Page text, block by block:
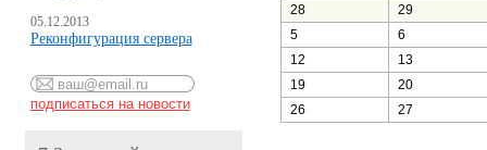
05.12.2013
Реконфигурация сервера
28
29
5
6
12
13
19
20
26
27